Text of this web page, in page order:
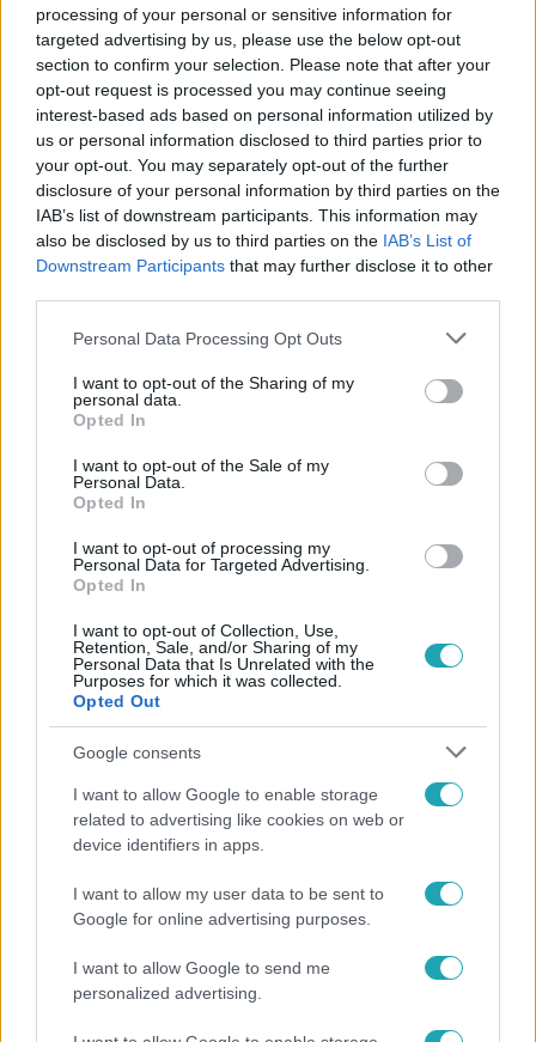
processing of your personal or sensitive information for
targeted advertising by us, please use the below opt-out
section to confirm your selection. Please note that after your
opt-out request is processed you may continue seeing
interest-based ads based on personal information utilized by
us or personal information disclosed to third parties prior to
your opt-out. You may separately opt-out of the further
disclosure of your personal information by third parties on the
IAB’s list of downstream participants. This information may
also be disclosed by us to third parties on the IAB’s List of
Downstream Participants that may further disclose it to other
Please note that this website/app uses one or more Google
not limited to your visit or usage behaviour. You may click to
grant or deny consent to Google and its third-party tags to
use your data for below specified purposes in below Google
consent section.
Personal Data Processing Opt Outs
I want to opt-out of the Sharing of my
personal data.
Opted In
I want to opt-out of the Sale of my
Personal Data.
Opted In
I want to opt-out of processing my
Personal Data for Targeted Advertising.
Opted In
I want to opt-out of Collection, Use,
Retention, Sale, and/or Sharing of my
Personal Data that Is Unrelated with the
Purposes for which it was collected.
Opted Out
Google consents
I want to allow Google to enable storage
related to advertising like cookies on web or
device identifiers in apps.
I want to allow my user data to be sent to
Google for online advertising purposes.
I want to allow Google to send me
personalized advertising.
Kövess minket, és értesülj a friss hírekről a
Facebookon is!
Követem
REGGELI
KIESŐ
Népszerű